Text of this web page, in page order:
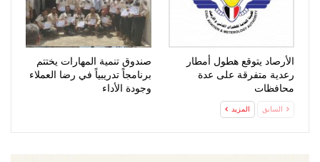
الأرصاد يتوقع هطول أمطار
رعدية متفرقة على عدة
محافظات
صندوق تنمية المهارات يختتم
برنامجاً تدريبياً في رضا العملاء
وجودة الأداء
السابق المزيد